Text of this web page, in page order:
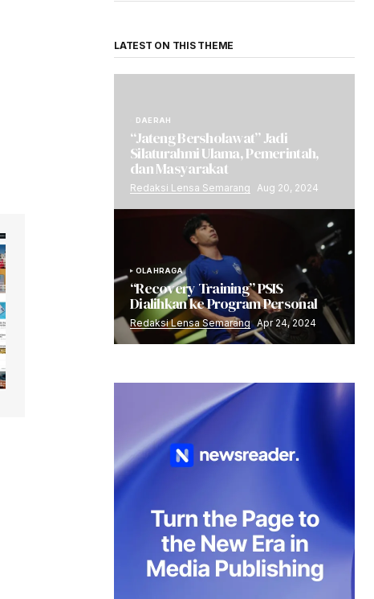
LATEST ON THIS THEME
DAERAH
“Jateng Bersholawat” Jadi
Silaturahmi Ulama, Pemerintah,
dan Masyarakat
Redaksi Lensa Semarang Aug 20, 2024
OLAHRAGA
“Recovery Training” PSIS
Dialihkan ke Program Personal
Redaksi Lensa Semarang Apr 24, 2024